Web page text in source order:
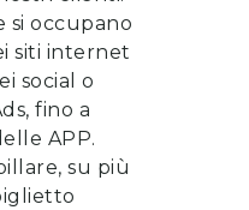
si occupano
siti internet
social o
fino a
APP.
su più